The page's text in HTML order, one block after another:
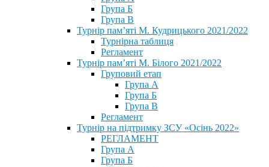
Група Б
Група В
Турнір пам’яті М. Кудрицького 2021/2022
Турнірна таблиця
Регламент
Турнір пам’яті М. Білого 2021/2022
Груповий етап
Група А
Група Б
Група В
Регламент
Турнір на підтримку ЗСУ «Осінь 2022»
РЕГЛАМЕНТ
Група А
Група Б